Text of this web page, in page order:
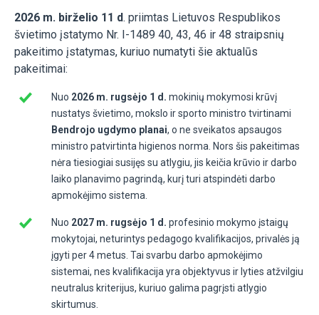
2026 m. birželio 11 d. priimtas Lietuvos Respublikos
švietimo įstatymo Nr. I-1489 40, 43, 46 ir 48 straipsnių
pakeitimo įstatymas, kuriuo numatyti šie aktualūs
pakeitimai:
Nuo 2026 m. rugsėjo 1 d. mokinių mokymosi krūvį
nustatys švietimo, mokslo ir sporto ministro tvirtinami
Bendrojo ugdymo planai, o ne sveikatos apsaugos
ministro patvirtinta higienos norma. Nors šis pakeitimas
nėra tiesiogiai susijęs su atlygiu, jis keičia krūvio ir darbo
laiko planavimo pagrindą, kurį turi atspindėti darbo
apmokėjimo sistema.
Nuo 2027 m. rugsėjo 1 d. profesinio mokymo įstaigų
mokytojai, neturintys pedagogo kvalifikacijos, privalės ją
įgyti per 4 metus. Tai svarbu darbo apmokėjimo
sistemai, nes kvalifikacija yra objektyvus ir lyties atžvilgiu
neutralus kriterijus, kuriuo galima pagrįsti atlygio
skirtumus.